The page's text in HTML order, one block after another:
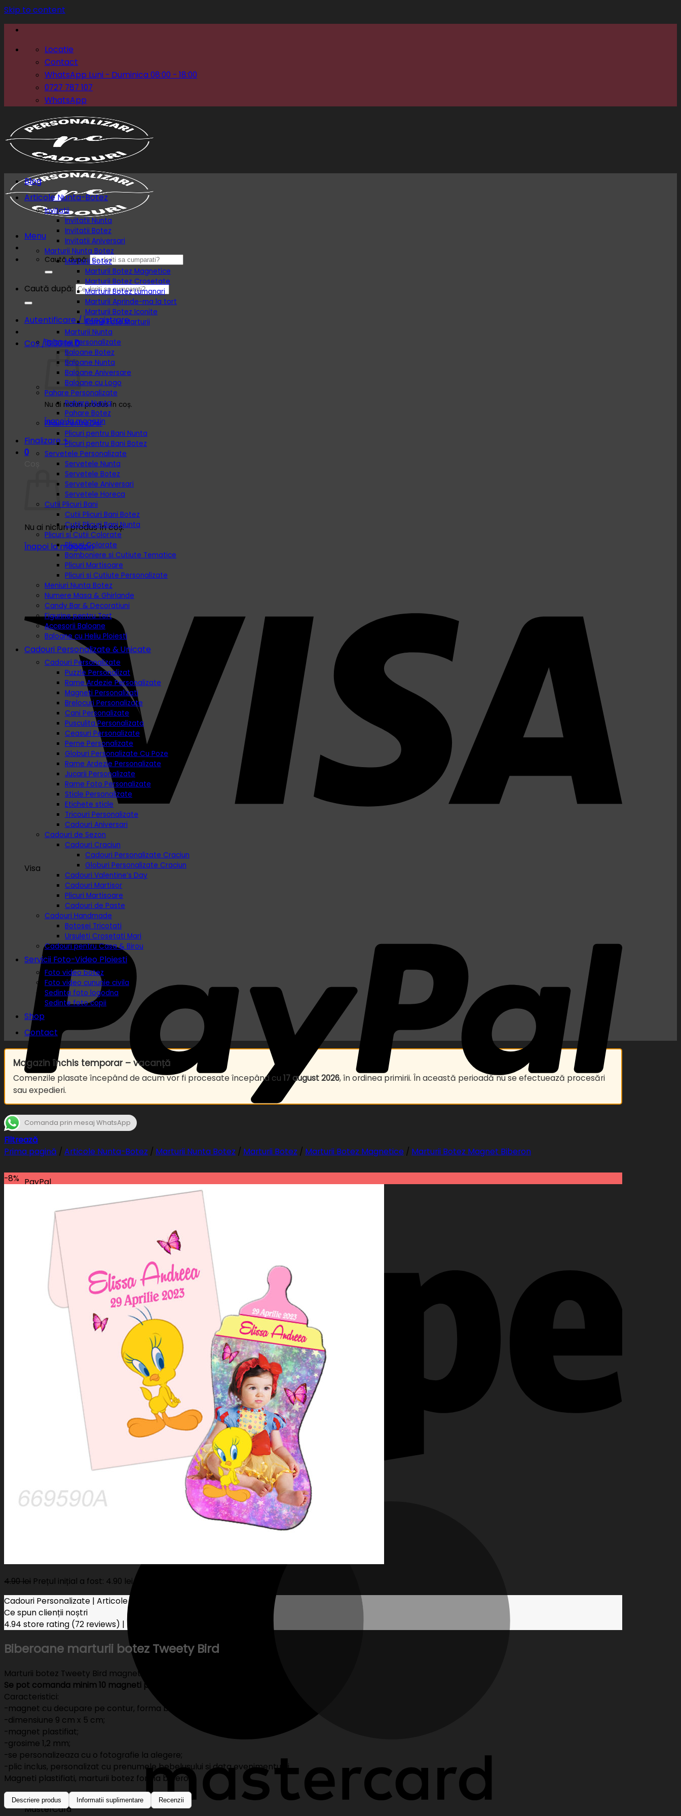
Skip to content
Locatie
Contact
WhatsApp Luni - Duminica 08:00 - 18:00
0727 787 107
WhatsApp
Menu
Caută după:
Caută după:
Autentificare / Înregistrare
Coș /0.00lei0
Nu ai niciun produs în coș.
Înapoi la magazin
Finalizare +
0
Nu ai niciun produs în coș.
Înapoi la magazin
Visa
PayPal
Stripe
MasterCard
Blog
Articole Nunta-Botez
Invitatii
Invitatii Nunta
Invitatii Botez
Invitatii Aniversari
Marturii Nunta Botez
Marturii Botez
Marturii Botez Magnetice
Marturii Botez Crosetate
Marturii Botez Lumanari
Marturii Aprinde-ma la tort
Marturii Botez Iconite
Rame Foto Marturii
Marturii Nunta
Baloane Personalizate
Baloane Botez
Baloane Nunta
Baloane Aniversare
Baloane cu Logo
Pahare Personalizate
Pahare Nunta
Pahare Botez
Plicuri Pentru Dar
Plicuri pentru Bani Nunta
Plicuri pentru Bani Botez
Servetele Personalizate
Servetele Nunta
Servetele Botez
Servetele Aniversari
Servetele Horeca
Cutii Plicuri Bani
Cutii Plicuri Bani Botez
Cutii Plicuri Bani Nunta
Plicuri si Cutii Colorate
Plicuri Colorate
Bomboniere si Cutiute Tematice
Plicuri Martisoare
Plicuri si Cutiute Personalizate
Meniuri Nunta Botez
Numere Masa & Ghirlande
Candy Bar & Decoratiuni
Figurine pentru Tort
Accesorii Baloane
Baloane cu Heliu Ploiesti
Cadouri Personalizate & Unicate
Cadouri Personalizate
Puzzle Personalizat
Rame Ardezie Personalizate
Magneti Personalizati
Brelocuri Personalizate
Cani Personalizate
Pusculita Personalizata
Ceasuri Personalizate
Perne Personalizate
Globuri Personalizate Cu Poze
Rame Ardezie Personalizate
Jucarii Personalizate
Rame Foto Personalizate
Sticle Personalizate
Etichete sticle
Tricouri Personalizate
Cadouri Aniversari
Cadouri de Sezon
Cadouri Craciun
Cadouri Personalizate Craciun
Globuri Personalizate Craciun
Cadouri Valentine’s Day
Cadouri Martisor
Plicuri Martisoare
Cadouri de Paste
Cadouri Handmade
Botosei Tricotati
Ursuleti Crosetati Mari
Cadouri pentru Casa & Birou
Servicii Foto-Video Ploiesti
Foto video botez
Foto video cununie civila
Sedinta foto logodna
Sedinte foto copii
Shop
Contact
Magazin închis temporar – vacanță
Comenzile plasate începând de acum vor fi procesate începând cu 17 august 2026, în ordinea primirii. În această perioadă nu se efectuează procesări
sau expedieri.
Comanda prin mesaj WhatsApp
Filtrează
Prima pagină / Articole Nunta-Botez / Marturii Nunta Botez / Marturii Botez / Marturii Botez Magnetice / Marturii Botez Magnet Biberon
-8%
4.90lei Prețul inițial a fost: 4.90 lei.4.50
Cadouri Personalizate | Articole Nunta Botez
Ce spun clienții noștri
4.94 store rating (72 reviews) | 5.00 product rating
Biberoane marturii botez Tweety Bird
Marturii botez Tweety Bird magneti biberon
Se pot comanda minim 10 magneti personalizati identic.
Caracteristici:
-magnet cu decupare pe contur, forma biberon;
-dimensiune 9 cm x 5 cm;
-magnet plastifiat;
-grosime 1,2 mm;
-se personalizeaza cu o fotografie la alegere;
-plic inclus, personalizat cu prenumele bebelusului si data evenimentului.
Magneti plastifiati, marturii botez forma biberon.
Descriere produs Informatii suplimentare Recenzii